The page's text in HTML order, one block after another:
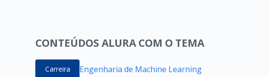
CONTEÚDOS ALURA COM O TEMA
Carreira Engenharia de Machine Learning